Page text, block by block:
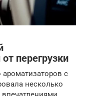
перегрузки
с
несколько